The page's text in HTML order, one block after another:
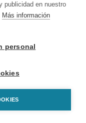
publicidad en nuestro
Más información
personal